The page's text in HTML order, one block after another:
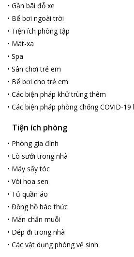
• Gần bãi đỗ xe
• Bể bơi ngoài trời
• Tiện ích phòng tập
• Mát-xa
• Spa
• Sân chơi trẻ em
• Bể bơi cho trẻ em
• Các biện pháp khử trùng thêm
• Các biện pháp phòng chống COVID-19
Tiện ích phòng
• Phòng gia đình
• Lò sưởi trong nhà
• Máy sấy tóc
• Vòi hoa sen
• Tủ quần áo
• Đồng hồ báo thức
• Màn chắn muỗi
• Dép đi trong nhà
• Các vật dụng phòng vệ sinh